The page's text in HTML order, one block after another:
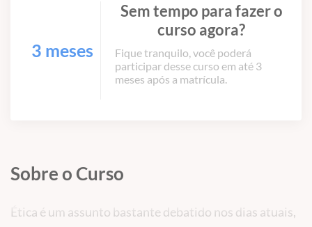
3 meses
Sem tempo para fazer o
curso agora?
Fique tranquilo, você poderá
participar desse curso em até 3
meses após a matrícula.
Sobre o Curso
Ética é um assunto bastante debatido nos dias atuais,